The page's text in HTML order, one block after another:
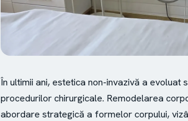
În ultimii ani, estetica non-invazivă a
procedurilor chirurgicale. Remodelarea
abordare strategică a formelor corpului,